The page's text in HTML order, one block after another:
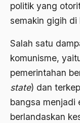
politik yang
semakin gigih di
Salah satu
komunisme,
pemerintahan
state) dan
bangsa menjadi
berlandaskan
Aliran Kepercayaan
ALmanak
Alternatif Moral
Alternatif Nilai